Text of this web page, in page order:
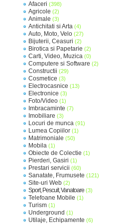
Afaceri (398)
Agricole (2)
Animale (3)
Antichitati si Arta (4)
Auto, Moto, Velo (27)
Bijuterii, Ceasuri (2)
Birotica si Papetarie (2)
Carti, Video, Muzica (0)
Computere si Software (2)
Constructii (29)
Cosmetice (3)
Electrocasnice (13)
Electronice (3)
Foto/Video (1)
Imbracaminte (7)
Imobiliare (3)
Locuri de munca (91)
Lumea Copiilor (1)
Matrimoniale (50)
Mobila (1)
Obiecte de Colectie (1)
Pierderi, Gasiri (1)
Prestari servicii (60)
Sanatate, Frumusete (121)
Site-uri Web (2)
Sport, Pescuit, Vanatoare (3)
Telefoane Mobile (1)
Turism (1)
Underground (1)
Utilaje, Echipamente (6)